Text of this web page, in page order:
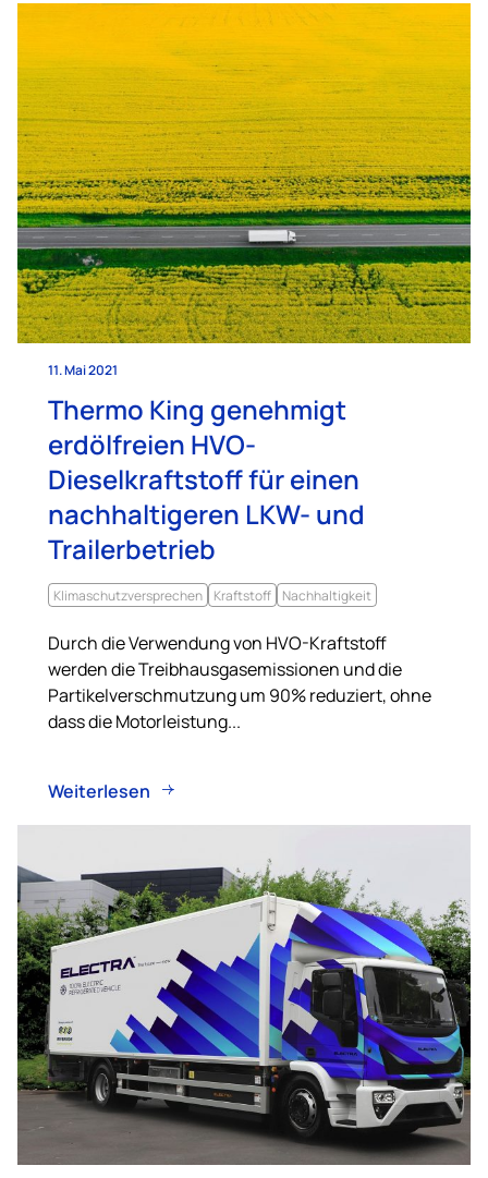
11. Mai 2021
Thermo King genehmigt
erdölfreien HVO-
Dieselkraftstoff für einen
nachhaltigeren LKW- und
Trailerbetrieb
Klimaschutzversprechen Kraftstoff Nachhaltigkeit
Durch die Verwendung von HVO-Kraftstoff
werden die Treibhausgasemissionen und die
Partikelverschmutzung um 90% reduziert, ohne
dass die Motorleistung...
Weiterlesen